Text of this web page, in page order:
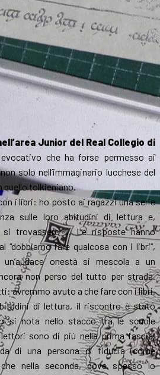
Junior del Real Collegio di
che ha forse permesso ai
solo nell’immaginario lucchese del
quello tolkieniano.
i libri: ho posto ai ragazzi una serie
sulle loro abitudini di lettura e,
trovassero lì. Le risposte hanno
“dobbiamo fare qualcosa con i libri”,
onestà si mescola a un
non perso del tutto per strada.
avremmo avuto a che fare con i libri.
di lettura, il riscontro è stato
si nota nello stacco tra le scuole
sono di più nella prima fascia,
di una persona di fiducia (come
nella seconda, dove spesso lo